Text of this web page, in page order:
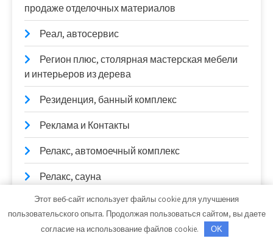
продаже отделочных материалов
Реал, автосервис
Регион плюс, столярная мастерская мебели
и интерьеров из дерева
Резиденция, банный комплекс
Реклама и Контакты
Релакс, автомоечный комплекс
Релакс, сауна
Ремонт авто
Римские Термы, сауна
Этот веб-сайт использует файлы cookie для улучшения
пользовательского опыта. Продолжая пользоваться сайтом, вы даете
согласие на использование файлов cookie.
OK